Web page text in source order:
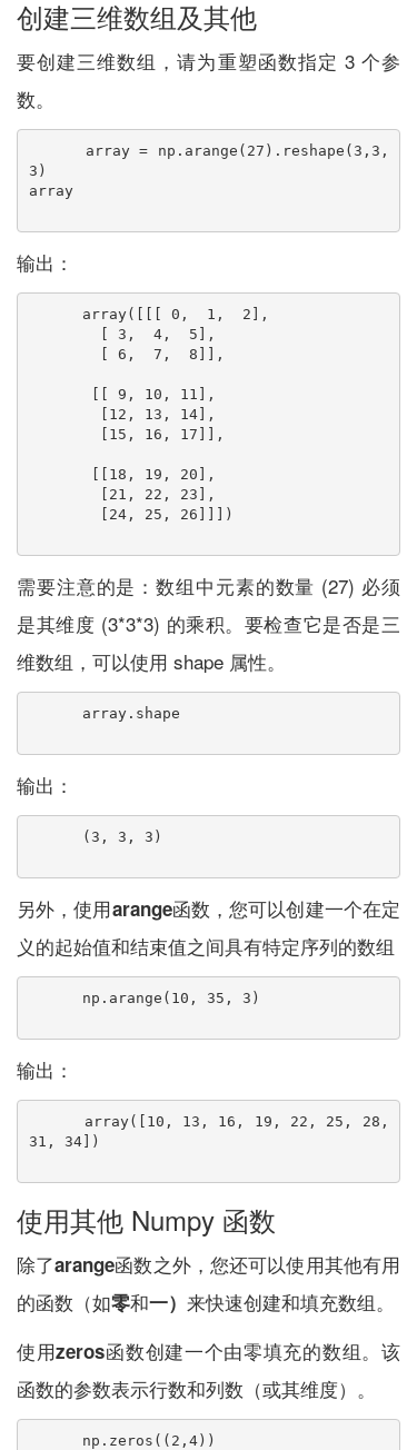
创建三维数组及其他
要创建三维数组，请为重塑函数指定 3 个参
数。
array = np.arange(27).reshape(3,3,
3)
array
输出：
array([[[ 0,  1,  2],
        [ 3,  4,  5],
        [ 6,  7,  8]],
       [[ 9, 10, 11],
        [12, 13, 14],
        [15, 16, 17]],
       [[18, 19, 20],
        [21,
22 , 23],
        [24, 25, 26]]])
需要注意的是：数组中元素的数量 (27) 必须
是其维度 (3*3*3) 的乘积。要检查它是否是三
维数组，可以使用 shape 属性。
array.shape
输出：
(3, 3, 3)
另外，使用arange函数，您可以创建一个在定
义的起始值和结束值之间具有特定序列的数组
np.arange(10, 35, 3)
输出：
array([10, 13, 16, 19, 22 , 25, 28,
31, 34])
使用其他 Numpy 函数
除了arange函数之外，您还可以使用其他有用
的函数（如零和一） 来快速创建和填充数组。
使用zeros函数创建一个由零填充的数组。该
函数的参数表示行数和列数（或其维度）。
np.zeros((2,4))